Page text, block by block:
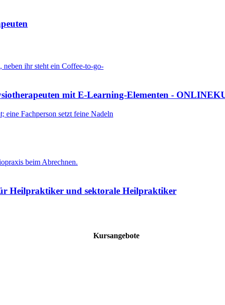
mit E-Learning-Elementen -
Heilpraktiker und sektorale Heilpraktiker
Kursangebote